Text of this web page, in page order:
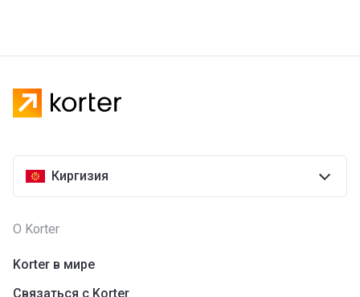
Киргизия
О Korter
Korter в мире
Связаться с Korter